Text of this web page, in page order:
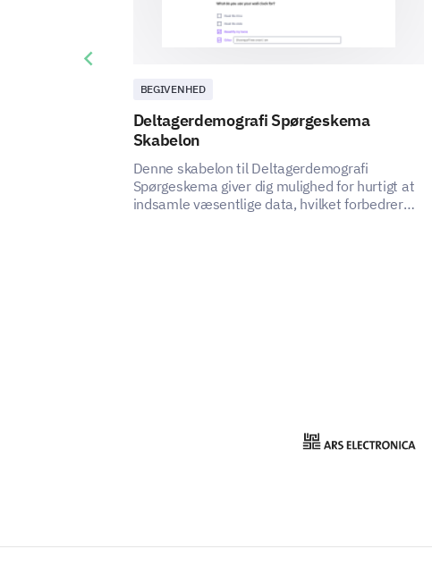
BEGIVENHED
Deltagerdemografi Spørgeskema
Skabelon
Denne skabelon til Deltagerdemografi
Spørgeskema giver dig mulighed for hurtigt at
indsamle væsentlige data, hvilket forbedrer
Previous slide